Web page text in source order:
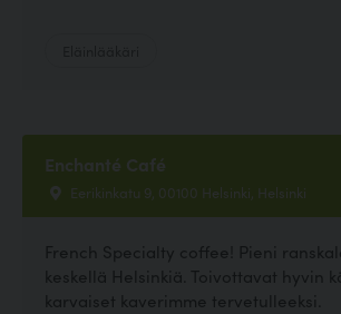
Enchanté Café
Eerikinkatu 9, 00100 Helsinki, Helsinki
French Specialty coffee! Pieni
keskellä Helsinkiä. Toivottavat hyvin
karvaiset kaverimme tervetulleeksi.